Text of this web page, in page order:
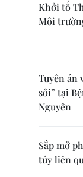
Khởi tố
Môi
Tuyên án
sỏi” tại
Nguyên
Sắp mở
túy liên